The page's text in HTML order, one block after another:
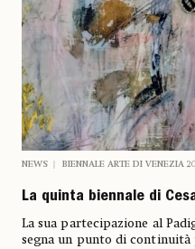
NEWS BIENNALE ARTE DI VENEZIA
La quinta biennale di
La sua partecipazione al
segna un punto di continuità